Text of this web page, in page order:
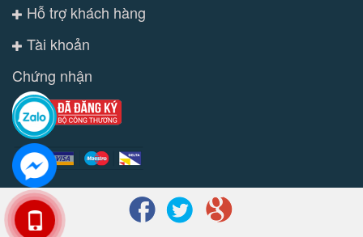
Hỗ trợ khách hàng
Tài khoản
Chứng nhận